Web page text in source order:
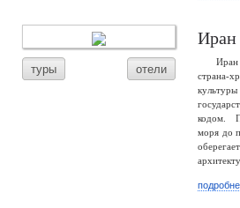
туры отели
Иран
страна-
кодом.
моря до